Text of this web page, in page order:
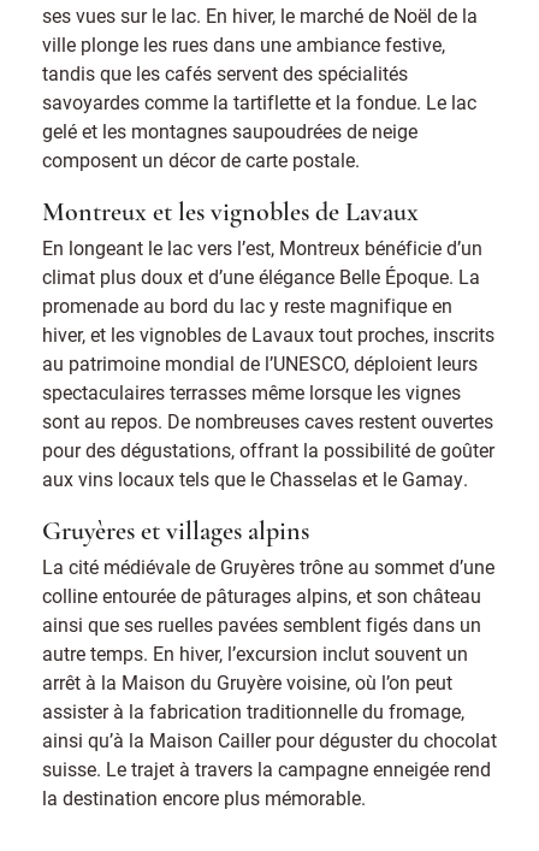
ses vues sur le lac. En hiver, le marché de Noël de la
ville plonge les rues dans une ambiance festive,
tandis que les cafés servent des spécialités
savoyardes comme la tartiflette et la fondue. Le lac
gelé et les montagnes saupoudrées de neige
composent un décor de carte postale.
Montreux et les vignobles de Lavaux
En longeant le lac vers l’est, Montreux bénéficie d’un
climat plus doux et d’une élégance Belle Époque. La
promenade au bord du lac y reste magnifique en
hiver, et les vignobles de Lavaux tout proches, inscrits
au patrimoine mondial de l’UNESCO, déploient leurs
spectaculaires terrasses même lorsque les vignes
sont au repos. De nombreuses caves restent ouvertes
pour des dégustations, offrant la possibilité de goûter
aux vins locaux tels que le Chasselas et le Gamay.
Gruyères et villages alpins
La cité médiévale de Gruyères trône au sommet d’une
colline entourée de pâturages alpins, et son château
ainsi que ses ruelles pavées semblent figés dans un
autre temps. En hiver, l’excursion inclut souvent un
arrêt à la Maison du Gruyère voisine, où l’on peut
assister à la fabrication traditionnelle du fromage,
ainsi qu’à la Maison Cailler pour déguster du chocolat
suisse. Le trajet à travers la campagne enneigée rend
la destination encore plus mémorable.